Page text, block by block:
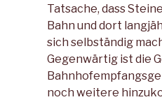
Tatsache, dass
Bahn und dort
sich selbständig
Gegenwärtig ist die
noch weitere